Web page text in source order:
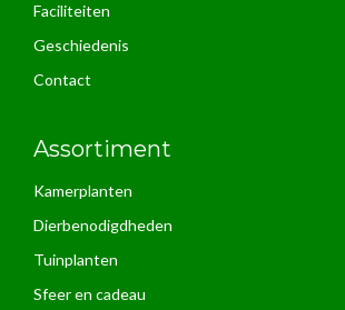
Faciliteiten
Geschiedenis
Contact
Assortiment
Kamerplanten
Dierbenodigdheden
Tuinplanten
Sfeer en cadeau